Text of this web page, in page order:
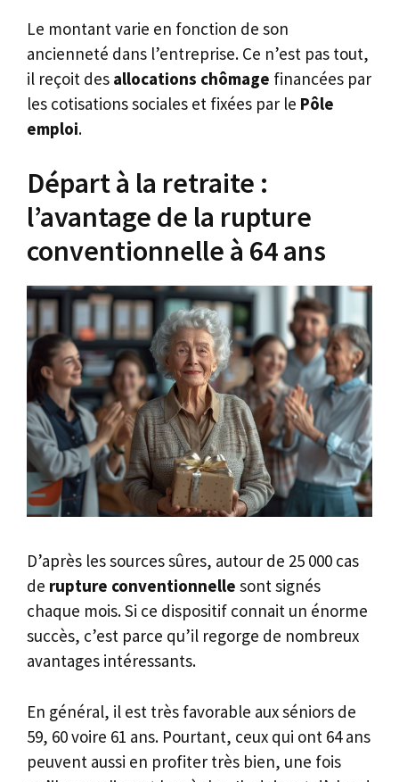
Le montant varie en fonction de son
ancienneté dans l’entreprise. Ce n’est pas tout,
il reçoit des allocations chômage financées par
les cotisations sociales et fixées par le Pôle
emploi.
Départ à la retraite :
l’avantage de la rupture
conventionnelle à 64 ans
D’après les sources sûres, autour de 25 000 cas
de rupture conventionnelle sont signés
chaque mois. Si ce dispositif connait un énorme
succès, c’est parce qu’il regorge de nombreux
avantages intéressants.
En général, il est très favorable aux séniors de
59, 60 voire 61 ans. Pourtant, ceux qui ont 64 ans
peuvent aussi en profiter très bien, une fois